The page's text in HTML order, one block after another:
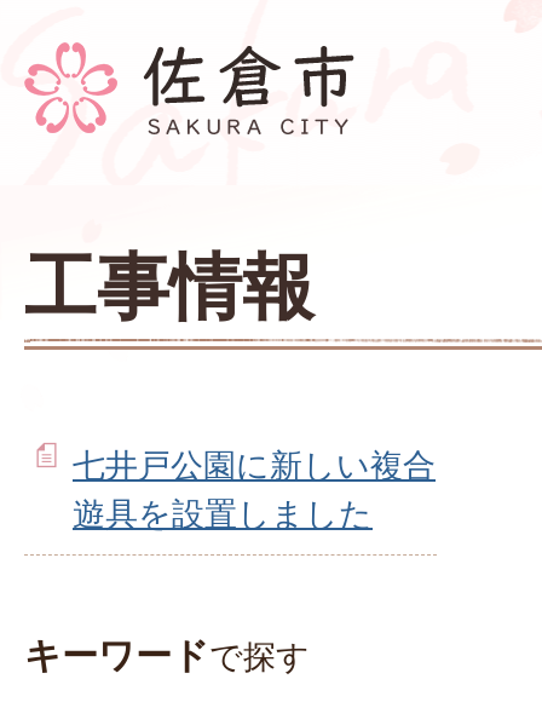
工事情報
七井戸公園に新しい複合
遊具を設置しました
キーワードで探す